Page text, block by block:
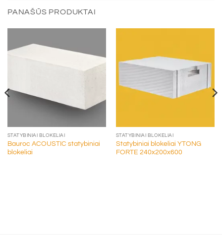
PANAŠŪS PRODUKTAI
STATYBINIAI BLOKELIAI
Bauroc ACOUSTIC statybiniai
blokeliai
STATYBINIAI BLOKELIAI
Statybiniai blokeliai YTONG
FORTE 240x200x600